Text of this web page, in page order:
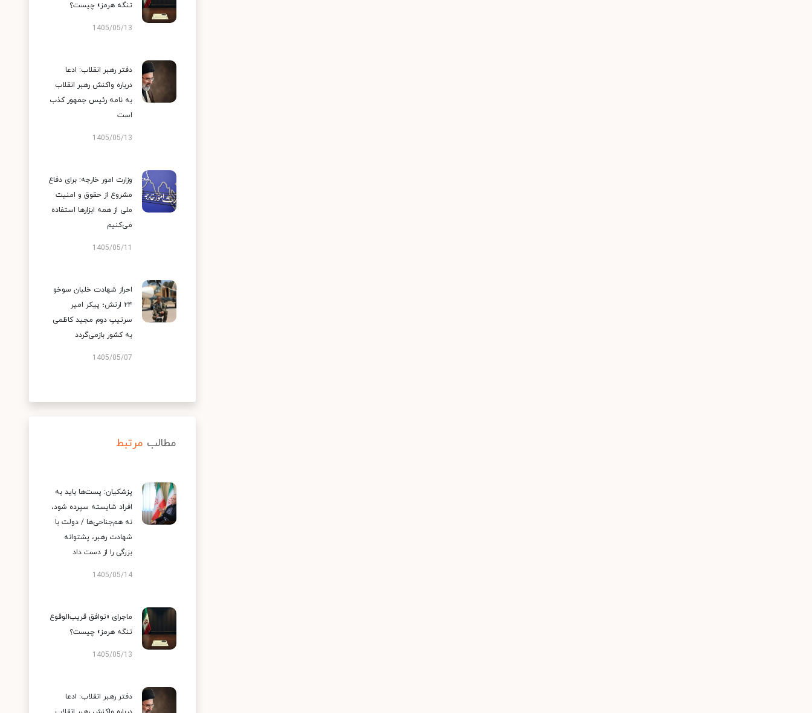
تنگه هرمز» چیست؟
1405/05/13
دفتر رهبر انقلاب: ادعا
درباره واکنش رهبر انقلاب
به نامه رئیس جمهور کذب
است
1405/05/13
وزارت امور خارجه: برای دفاع
مشروع از حقوق و امنیت
ملی از همه ابزارها استفاده
می‌کنیم
1405/05/11
احراز شهادت خلبان سوخو
۲۴ ارتش؛ پیکر امیر
سرتیپ دوم مجید کاظمی
به کشور بازمی‌گردد
1405/05/07
مطالب مرتبط
پزشکیان: پست‌ها باید به
افراد شایسته سپرده شود،
نه هم‌جناحی‌ها / دولت با
شهادت رهبر، پشتوانه
بزرگی را از دست داد
1405/05/14
ماجرای «توافق قریب‌الوقوع
تنگه هرمز» چیست؟
1405/05/13
دفتر رهبر انقلاب: ادعا